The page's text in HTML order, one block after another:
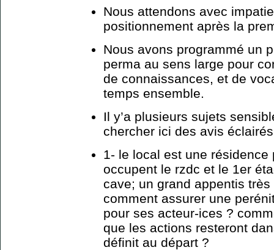
Nous attendons avec
positionnement après la
Nous avons programmé un
perma au sens large pour
de connaissances, et de
temps ensemble.
Il y’a plusieurs sujets
chercher ici des avis
1- le local est une
occupent le rzdc et le 1er
cave; un grand appentis
comment assurer une
pour ses acteur-ices ?
que les actions resteront
définit au départ ?